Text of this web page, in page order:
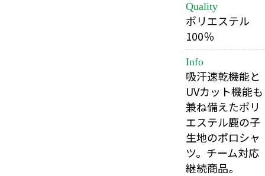
Quality
ポリエステル
100％
Info
吸汗速乾機能と
UVカット機能も
兼ね備えたポリ
エステル鹿の子
生地のポロシャ
ツ。チーム対応
継続商品。